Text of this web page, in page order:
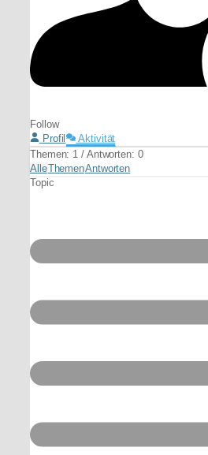
Follow
Profil
Aktivität
Themen: 1 / Antworten: 0
AlleThemenAntworten
Topic